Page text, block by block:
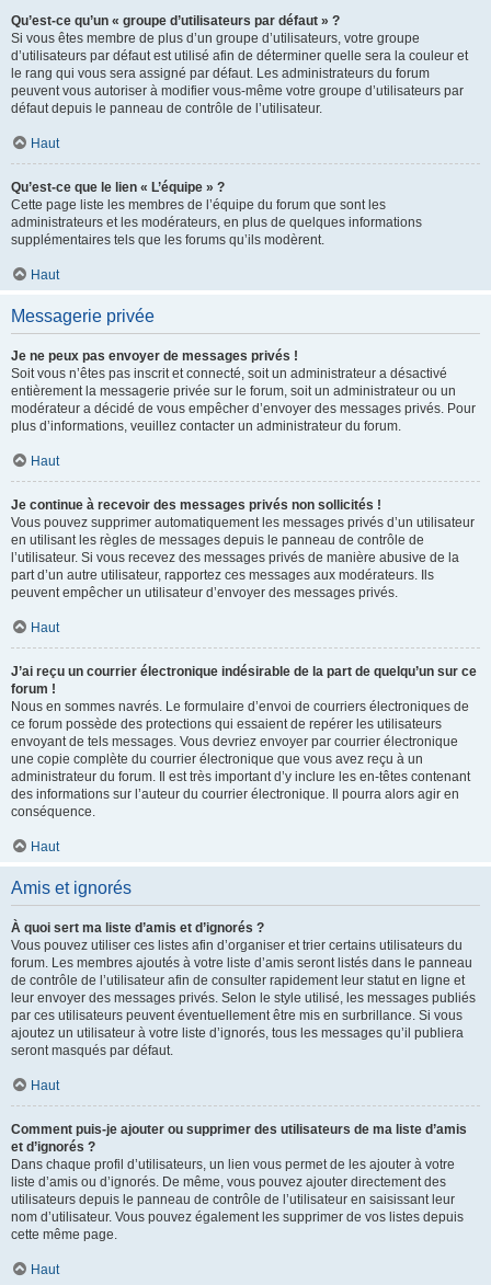
Qu’est-ce qu’un « groupe d’utilisateurs par défaut » ?
Si vous êtes membre de plus d’un groupe d’utilisateurs, votre groupe
d’utilisateurs par défaut est utilisé afin de déterminer quelle sera la couleur et
le rang qui vous sera assigné par défaut. Les administrateurs du forum
peuvent vous autoriser à modifier vous-même votre groupe d’utilisateurs par
défaut depuis le panneau de contrôle de l’utilisateur.
Haut
Qu’est-ce que le lien « L’équipe » ?
Cette page liste les membres de l’équipe du forum que sont les
administrateurs et les modérateurs, en plus de quelques informations
supplémentaires tels que les forums qu’ils modèrent.
Haut
Messagerie privée
Je ne peux pas envoyer de messages privés !
Soit vous n’êtes pas inscrit et connecté, soit un administrateur a désactivé
entièrement la messagerie privée sur le forum, soit un administrateur ou un
modérateur a décidé de vous empêcher d’envoyer des messages privés. Pour
plus d’informations, veuillez contacter un administrateur du forum.
Haut
Je continue à recevoir des messages privés non sollicités !
Vous pouvez supprimer automatiquement les messages privés d’un utilisateur
en utilisant les règles de messages depuis le panneau de contrôle de
l’utilisateur. Si vous recevez des messages privés de manière abusive de la
part d’un autre utilisateur, rapportez ces messages aux modérateurs. Ils
peuvent empêcher un utilisateur d’envoyer des messages privés.
Haut
J’ai reçu un courrier électronique indésirable de la part de quelqu’un sur ce
forum !
Nous en sommes navrés. Le formulaire d’envoi de courriers électroniques de
ce forum possède des protections qui essaient de repérer les utilisateurs
envoyant de tels messages. Vous devriez envoyer par courrier électronique
une copie complète du courrier électronique que vous avez reçu à un
administrateur du forum. Il est très important d’y inclure les en-têtes contenant
des informations sur l’auteur du courrier électronique. Il pourra alors agir en
conséquence.
Haut
Amis et ignorés
À quoi sert ma liste d’amis et d’ignorés ?
Vous pouvez utiliser ces listes afin d’organiser et trier certains utilisateurs du
forum. Les membres ajoutés à votre liste d’amis seront listés dans le panneau
de contrôle de l’utilisateur afin de consulter rapidement leur statut en ligne et
leur envoyer des messages privés. Selon le style utilisé, les messages publiés
par ces utilisateurs peuvent éventuellement être mis en surbrillance. Si vous
ajoutez un utilisateur à votre liste d’ignorés, tous les messages qu’il publiera
seront masqués par défaut.
Haut
Comment puis-je ajouter ou supprimer des utilisateurs de ma liste d’amis
et d’ignorés ?
Dans chaque profil d’utilisateurs, un lien vous permet de les ajouter à votre
liste d’amis ou d’ignorés. De même, vous pouvez ajouter directement des
utilisateurs depuis le panneau de contrôle de l’utilisateur en saisissant leur
nom d’utilisateur. Vous pouvez également les supprimer de vos listes depuis
cette même page.
Haut